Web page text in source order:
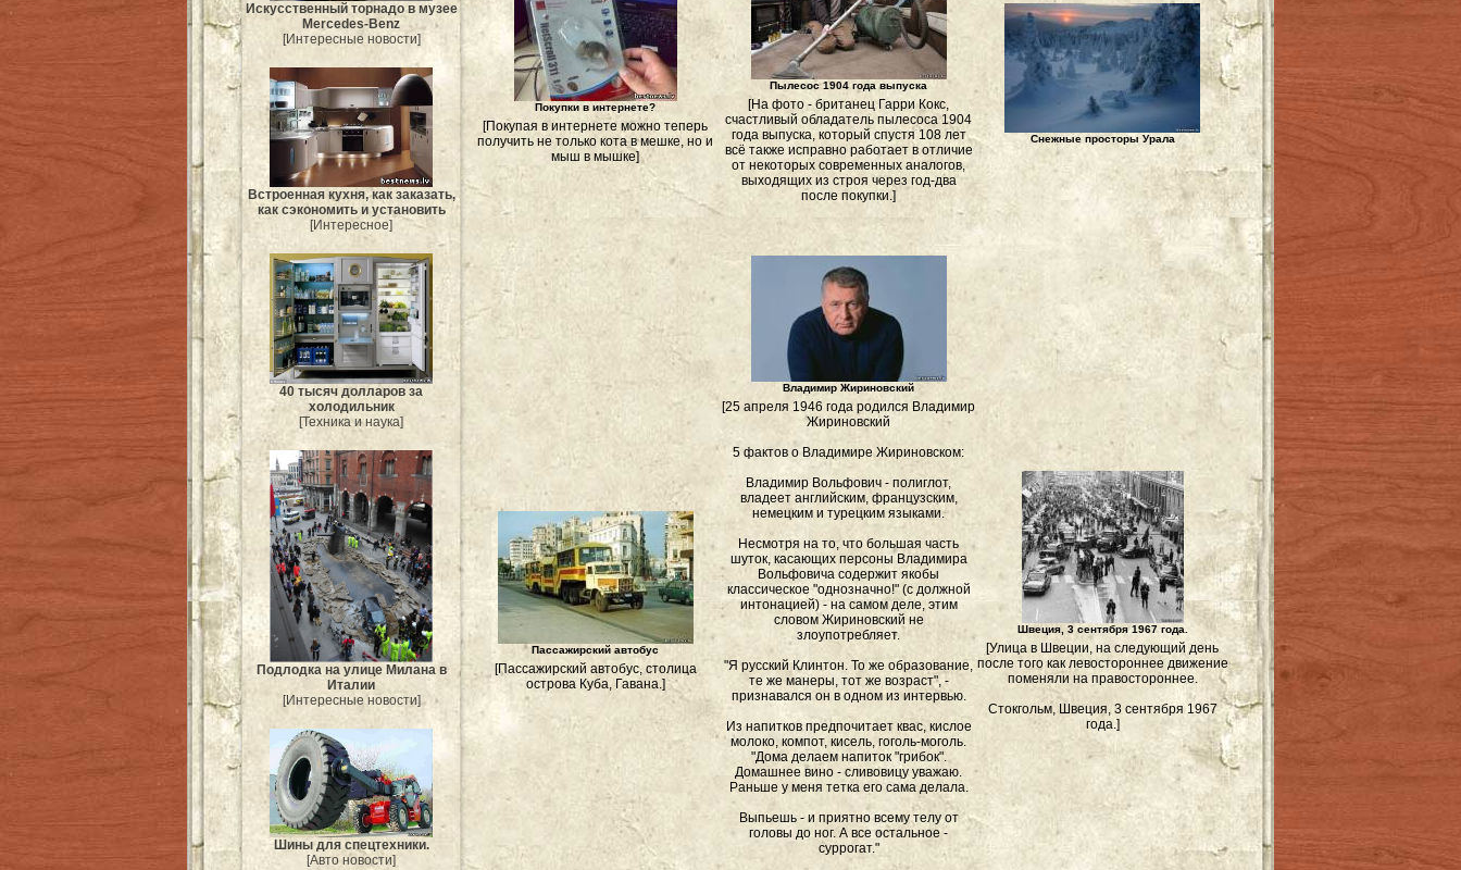
Искусственный торнадо в музее
Mercedes-Benz
[Интересные новости]
Встроенная кухня, как заказать,
как сэкономить и установить
[Интересное]
40 тысяч долларов за
холодильник
[Техника и наука]
Подлодка на улице Милана в
Италии
[Интересные новости]
Шины для спецтехники.
[Авто новости]
Покупки в интернете?
[Покупая в интернете можно теперь
получить не только кота в мешке, но и
мыш в мышке]
Пылесос 1904 года выпуска
[На фото - британец Гарри Кокс,
счастливый обладатель пылесоса 1904
года выпуска, который спустя 108 лет
всё также исправно работает в отличие
от некоторых современных аналогов,
выходящих из строя через год-два
после покупки.]
Снежные просторы Урала
Пассажирский автобус
[Пассажирский автобус, столица
острова Куба, Гавана.]
Владимир Жириновский
[25 апреля 1946 года родился Владимир
Жириновский
5 фактов о Владимире Жириновском:
Владимир Вольфович - полиглот,
владеет английским, французским,
немецким и турецким языками.
Несмотря на то, что большая часть
шуток, касающих персоны Владимира
Вольфовича содержит якобы
классическое "однозначно!" (с должной
интонацией) - на самом деле, этим
словом Жириновский не
злоупотребляет.
"Я русский Клинтон. То же образование,
те же манеры, тот же возраст", -
признавался он в одном из интервью.
Из напитков предпочитает квас, кислое
молоко, компот, кисель, гоголь-моголь.
"Дома делаем напиток "грибок".
Домашнее вино - сливовицу уважаю.
Раньше у меня тетка его сама делала.
Выпьешь - и приятно всему телу от
головы до ног. А все остальное -
суррогат."
Швеция, 3 сентября 1967 года.
[Улица в Швеции, на следующий день
после того как левостороннее движение
поменяли на правостороннее.
Стокгольм, Швеция, 3 сентября 1967
года.]